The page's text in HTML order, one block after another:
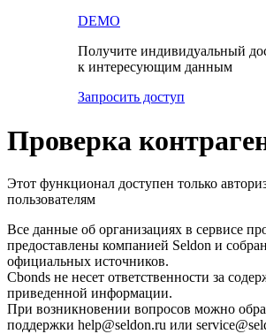
DEMO
Получите индивидуальный
к интересующим данным
Запросить доступ
Проверка
Этот функционал доступен только
пользователям
Все данные об организациях в сервисе
предоставлены компанией Seldon и
официальных источников.
Cbonds не несет ответственности за
приведенной информации.
При возникновении вопросов можно
поддержки help@seldon.ru или